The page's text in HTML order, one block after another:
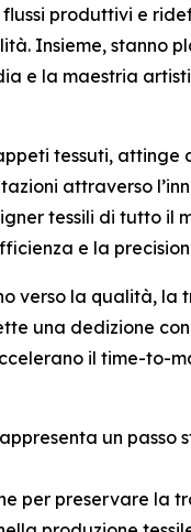
produttivi e
Insieme, stanno
e la maestria
tessuti, attinge
attraverso
tessili di tutto il
e la
verso la qualità, la
una dedizione
il time-to-
un passo
per preservare la